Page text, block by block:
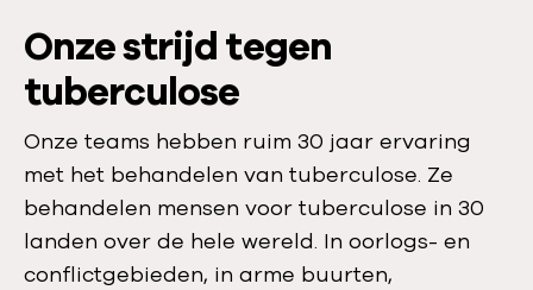
Onze strijd tegen
tuberculose
Onze teams hebben ruim 30 jaar ervaring
met het behandelen van tuberculose. Ze
behandelen mensen voor tuberculose in 30
landen over de hele wereld. In oorlogs- en
conflictgebieden, in arme buurten,